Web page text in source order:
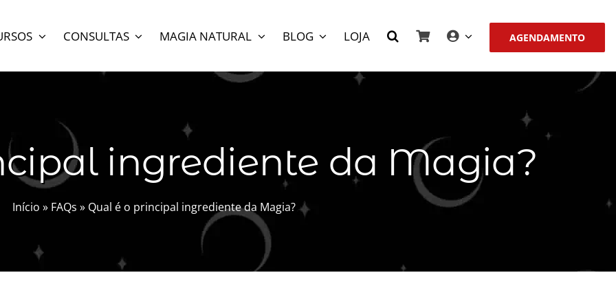
CONSULTAS MAGIA NATURAL BLOG LOJA AGENDAMENTO
ingrediente da Magia?
Início » FAQs » Qual é o principal ingrediente da Magia?